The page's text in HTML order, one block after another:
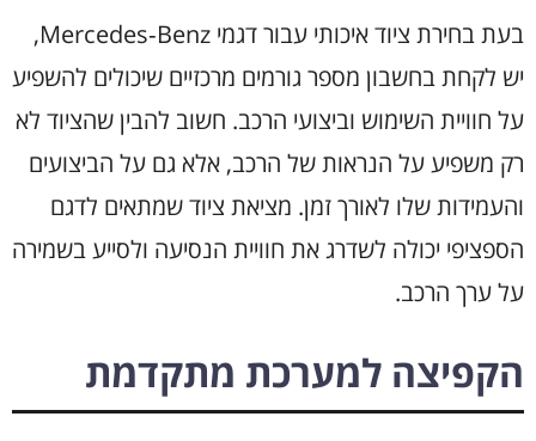
בעת בחירת ציוד איכותי עבור דגמי Mercedes‑Benz,
יש לקחת בחשבון מספר גורמים מרכזיים שיכולים להשפיע
על חוויית השימוש וביצועי הרכב. חשוב להבין שהציוד לא
רק משפיע על הנראות של הרכב, אלא גם על הביצועים
והעמידות שלו לאורך זמן. מציאת ציוד שמתאים לדגם
הספציפי יכולה לשדרג את חוויית הנסיעה ולסייע בשמירה
על ערך הרכב.
הקפיצה למערכת מתקדמת